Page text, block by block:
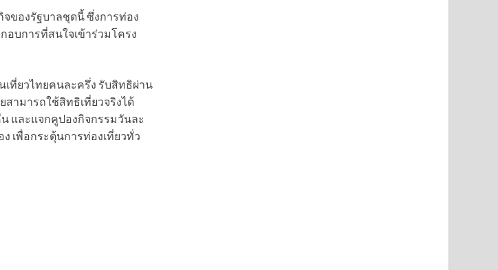
ของรัฐบาลชุดนี้ ซึ่งการท่อง
อบการที่สนใจเข้าร่วมโครง
เที่ยวไทยคนละครึ่ง รับสิทธิผ่าน
ยสามารถใช้สิทธิเที่ยวจริงได้
และแจกคูปองกิจกรรมวันละ
เพื่อกระตุ้นการท่องเที่ยวทั่ว